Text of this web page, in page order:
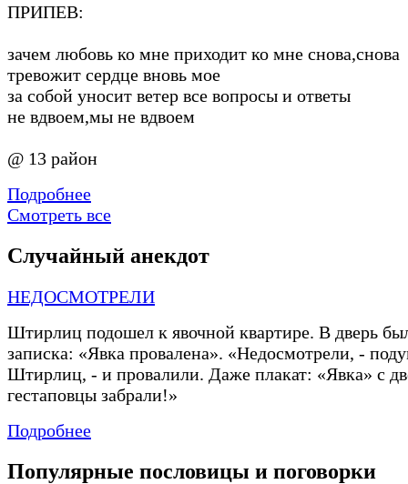
ПРИПЕВ:
зачем любовь ко мне приходит ко мне снова,снова
тревожит сердце вновь мое
за собой уносит ветер все вопросы и ответы
не вдвоем,мы не вдвоем
@ 13 район
Подробнее
Смотреть все
Случайный анекдот
НЕДОСМОТРЕЛИ
Штирлиц подошел к явочной квартире. В дверь
записка: «Явка провалена». «Недосмотрели, -
Штирлиц, - и провалили. Даже плакат: «Явка» с
гестаповцы забрали!»
Подробнее
Популярные пословицы и поговорки